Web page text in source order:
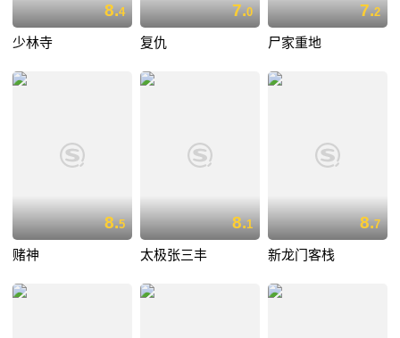
8.4
少林寺
7.0
复仇
7.2
尸家重地
8.5
赌神
8.1
太极张三丰
8.7
新龙门客栈